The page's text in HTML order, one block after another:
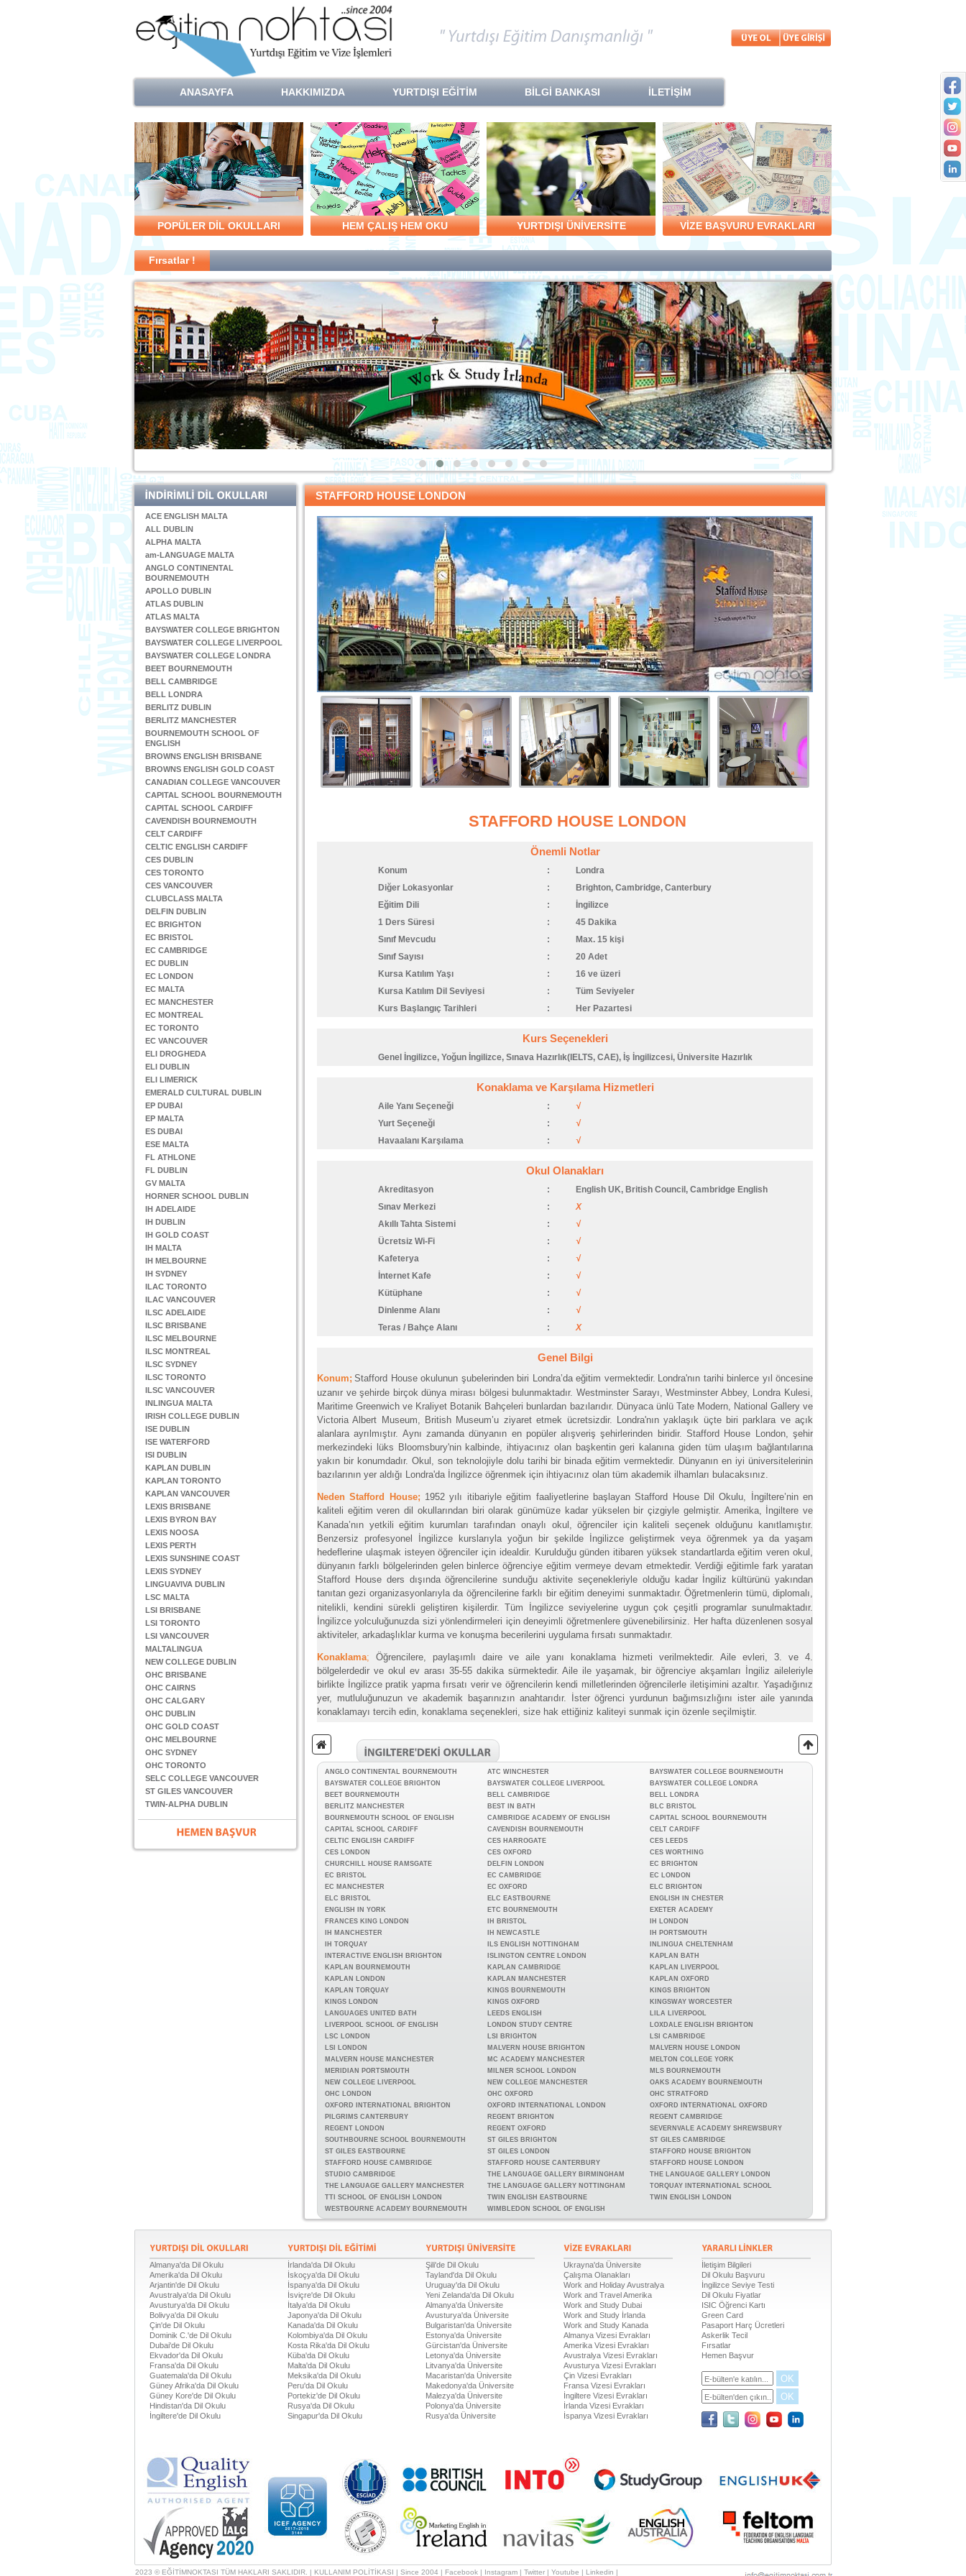
ANASAYFA HAKKIMIZDA YURTDIŞI EĞİTİM BİLGİ BANKASI İLETİŞİM
POPÜLER DİL OKULLARI HEM ÇALIŞ HEM OKU YURTDIŞI ÜNİVERSİTE VİZE BAŞVURU EVRAKLARI
Fırsatlar !
ACE ENGLISH MALTA
ALL DUBLIN
ALPHA MALTA
am-LANGUAGE MALTA
ANGLO CONTINENTAL
BOURNEMOUTH
APOLLO DUBLIN
ATLAS DUBLIN
ATLAS MALTA
BAYSWATER COLLEGE BRIGHTON
BAYSWATER COLLEGE LIVERPOOL
BAYSWATER COLLEGE LONDRA
BEET BOURNEMOUTH
BELL CAMBRIDGE
BELL LONDRA
BERLITZ DUBLIN
BERLITZ MANCHESTER
BOURNEMOUTH SCHOOL OF
ENGLISH
BROWNS ENGLISH BRISBANE
BROWNS ENGLISH GOLD COAST
CANADIAN COLLEGE VANCOUVER
CAPITAL SCHOOL BOURNEMOUTH
CAPITAL SCHOOL CARDIFF
CAVENDISH BOURNEMOUTH
CELT CARDIFF
CELTIC ENGLISH CARDIFF
CES DUBLIN
CES TORONTO
CES VANCOUVER
CLUBCLASS MALTA
DELFIN DUBLIN
EC BRIGHTON
EC BRISTOL
EC CAMBRIDGE
EC DUBLIN
EC LONDON
EC MALTA
EC MANCHESTER
EC MONTREAL
EC TORONTO
EC VANCOUVER
ELI DROGHEDA
ELI DUBLIN
ELI LIMERICK
EMERALD CULTURAL DUBLIN
EP DUBAI
EP MALTA
ES DUBAI
ESE MALTA
FL ATHLONE
FL DUBLIN
GV MALTA
HORNER SCHOOL DUBLIN
IH ADELAIDE
IH DUBLIN
IH GOLD COAST
IH MALTA
IH MELBOURNE
IH SYDNEY
ILAC TORONTO
ILAC VANCOUVER
ILSC ADELAIDE
ILSC BRISBANE
ILSC MELBOURNE
ILSC MONTREAL
ILSC SYDNEY
ILSC TORONTO
ILSC VANCOUVER
INLINGUA MALTA
IRISH COLLEGE DUBLIN
ISE DUBLIN
ISE WATERFORD
ISI DUBLIN
KAPLAN DUBLIN
KAPLAN TORONTO
KAPLAN VANCOUVER
LEXIS BRISBANE
LEXIS BYRON BAY
LEXIS NOOSA
LEXIS PERTH
LEXIS SUNSHINE COAST
LEXIS SYDNEY
LINGUAVIVA DUBLIN
LSC MALTA
LSI BRISBANE
LSI TORONTO
LSI VANCOUVER
MALTALINGUA
NEW COLLEGE DUBLIN
OHC BRISBANE
OHC CAIRNS
OHC CALGARY
OHC DUBLIN
OHC GOLD COAST
OHC MELBOURNE
OHC SYDNEY
OHC TORONTO
SELC COLLEGE VANCOUVER
ST GILES VANCOUVER
TWIN-ALPHA DUBLIN
STAFFORD HOUSE LONDON
STAFFORD HOUSE LONDON
Önemli Notlar
Konum :
Londra
Diğer Lokasyonlar
:
Brighton, Cambridge, Canterbury
Eğitim Dili
:
İngilizce
1 Ders Süresi
:
45 Dakika
Sınıf Mevcudu
:
Max. 15 kişi
Sınıf Sayısı
:
20 Adet
Kursa Katılım Yaşı
:
16 ve üzeri
Kursa Katılım Dil Seviyesi
:
Tüm Seviyeler
Kurs Başlangıç Tarihleri
: Her Pazartesi
Kurs Seçenekleri
Genel İngilizce, Yoğun İngilizce, Sınava Hazırlık(IELTS, CAE), İş İngilizcesi, Üniversite Hazırlık
Konaklama ve Karşılama Hizmetleri
Aile Yanı Seçeneği :
√
Yurt Seçeneği
:
√
Havaalanı Karşılama
: √
Okul Olanakları
Akreditasyon :
English UK, British Council, Cambridge English
Sınav Merkezi
:
X
Akıllı Tahta Sistemi
:
√
Ücretsiz Wi-Fi
:
√
Kafeterya
:
√
İnternet Kafe
:
√
Kütüphane
:
√
Dinlenme Alanı
:
√
Teras / Bahçe Alanı
: X
Genel Bilgi
Konum; Stafford House okulunun şubelerinden biri Londra’da eğitim vermektedir. Londra'nın tarihi binlerce yıl öncesine
uzanır ve şehirde birçok dünya mirası bölgesi bulunmaktadır. Westminster Sarayı, Westminster Abbey, Londra Kulesi,
Maritime Greenwich ve Kraliyet Botanik Bahçeleri bunlardan bazılarıdır. Dünyaca ünlü Tate Modern, National Gallery ve
Victoria Albert Museum, British Museum’u ziyaret etmek ücretsizdir. Londra'nın yaklaşık üçte biri parklara ve açık
alanlara ayrılmıştır. Aynı zamanda dünyanın en popüler alışveriş şehirlerinden biridir. Stafford House London, şehir
merkezindeki lüks Bloomsbury'nin kalbinde, ihtiyacınız olan başkentin geri kalanına giden tüm ulaşım bağlantılarına
yakın bir konumdadır. Okul, son teknolojiyle dolu tarihi bir binada eğitim vermektedir. Dünyanın en iyi üniversitelerinin
bazılarının yer aldığı Londra'da İngilizce öğrenmek için ihtiyacınız olan tüm akademik ilhamları bulacaksınız.
Neden Stafford House; 1952 yılı itibariyle eğitim faaliyetlerine başlayan Stafford House Dil Okulu, İngiltere’nin en
kaliteli eğitim veren dil okullarından biri olarak günümüze kadar yükselen bir çizgiyle gelmiştir. Amerika, İngiltere ve
Kanada’nın yetkili eğitim kurumları tarafından onaylı okul, öğrenciler için kaliteli seçenek olduğunu kanıtlamıştır.
Benzersiz profesyonel İngilizce kurslarıyla yoğun bir şekilde İngilizce geliştirmek veya öğrenmek ya da yaşam
hedeflerine ulaşmak isteyen öğrenciler için idealdir. Kurulduğu günden itibaren yüksek standartlarda eğitim veren okul,
dünyanın farklı bölgelerinden gelen binlerce öğrenciye eğitim vermeye devam etmektedir. Verdiği eğitimle fark yaratan
Stafford House ders dışında öğrencilerine sunduğu aktivite seçenekleriyle olduğu kadar İngiliz kültürünü yakından
tanıtan gezi organizasyonlarıyla da öğrencilerine farklı bir eğitim deneyimi sunmaktadır. Öğretmenlerin tümü, diplomalı,
nitelikli, kendini sürekli geliştiren kişilerdir. Tüm İngilizce seviyelerine uygun çok çeşitli programlar sunulmaktadır.
İngilizce yolculuğunuzda sizi yönlendirmeleri için deneyimli öğretmenlere güvenebilirsiniz. Her hafta düzenlenen sosyal
aktiviteler, arkadaşlıklar kurma ve konuşma becerilerini uygulama fırsatı sunmaktadır.
Konaklama; Öğrencilere, paylaşımlı daire ve aile yanı konaklama hizmeti verilmektedir. Aile evleri, 3. ve 4.
bölgelerdedir ve okul ev arası 35-55 dakika sürmektedir. Aile ile yaşamak, bir öğrenciye akşamları İngiliz aileleriyle
birlikte İngilizce pratik yapma fırsatı verir ve öğrencilerin kendi milletlerinden öğrencilerle iletişimini azaltır. Yaşadığınız
yer, mutluluğunuzun ve akademik başarınızın anahtarıdır. İster öğrenci yurdunun bağımsızlığını ister aile yanında
konaklamayı tercih edin, konaklama seçenekleri, size hak ettiğiniz kaliteyi sunmak için özenle seçilmiştir.
ANGLO CONTINENTAL BOURNEMOUTH ATC WINCHESTER
BAYSWATER COLLEGE BOURNEMOUTH
BAYSWATER COLLEGE BRIGHTON
BAYSWATER COLLEGE LIVERPOOL
BAYSWATER COLLEGE LONDRA
BEET BOURNEMOUTH
BELL CAMBRIDGE
BELL LONDRA
BERLITZ MANCHESTER
BEST IN BATH
BLC BRISTOL
BOURNEMOUTH SCHOOL OF ENGLISH
CAMBRIDGE ACADEMY OF ENGLISH
CAPITAL SCHOOL BOURNEMOUTH
CAPITAL SCHOOL CARDIFF
CAVENDISH BOURNEMOUTH
CELT CARDIFF
CELTIC ENGLISH CARDIFF
CES HARROGATE
CES LEEDS
CES LONDON
CES OXFORD
CES WORTHING
CHURCHILL HOUSE RAMSGATE
DELFIN LONDON
EC BRIGHTON
EC BRISTOL
EC CAMBRIDGE
EC LONDON
EC MANCHESTER
EC OXFORD
ELC BRIGHTON
ELC BRISTOL
ELC EASTBOURNE
ENGLISH IN CHESTER
ENGLISH IN YORK
ETC BOURNEMOUTH
EXETER ACADEMY
FRANCES KING LONDON
IH BRISTOL
IH LONDON
IH MANCHESTER
IH NEWCASTLE
IH PORTSMOUTH
IH TORQUAY
ILS ENGLISH NOTTINGHAM
INLINGUA CHELTENHAM
INTERACTIVE ENGLISH BRIGHTON
ISLINGTON CENTRE LONDON
KAPLAN BATH
KAPLAN BOURNEMOUTH
KAPLAN CAMBRIDGE
KAPLAN LIVERPOOL
KAPLAN LONDON
KAPLAN MANCHESTER
KAPLAN OXFORD
KAPLAN TORQUAY
KINGS BOURNEMOUTH
KINGS BRIGHTON
KINGS LONDON
KINGS OXFORD
KINGSWAY WORCESTER
LANGUAGES UNITED BATH
LEEDS ENGLISH
LILA LIVERPOOL
LIVERPOOL SCHOOL OF ENGLISH
LONDON STUDY CENTRE
LOXDALE ENGLISH BRIGHTON
LSC LONDON
LSI BRIGHTON
LSI CAMBRIDGE
LSI LONDON
MALVERN HOUSE BRIGHTON
MALVERN HOUSE LONDON
MALVERN HOUSE MANCHESTER
MC ACADEMY MANCHESTER
MELTON COLLEGE YORK
MERIDIAN PORTSMOUTH
MILNER SCHOOL LONDON
MLS BOURNEMOUTH
NEW COLLEGE LIVERPOOL
NEW COLLEGE MANCHESTER
OAKS ACADEMY BOURNEMOUTH
OHC LONDON
OHC OXFORD
OHC STRATFORD
OXFORD INTERNATIONAL BRIGHTON
OXFORD INTERNATIONAL LONDON
OXFORD INTERNATIONAL OXFORD
PILGRIMS CANTERBURY
REGENT BRIGHTON
REGENT CAMBRIDGE
REGENT LONDON
REGENT OXFORD
SEVERNVALE ACADEMY SHREWSBURY
SOUTHBOURNE SCHOOL BOURNEMOUTH
ST GILES BRIGHTON
ST GILES CAMBRIDGE
ST GILES EASTBOURNE
ST GILES LONDON
STAFFORD HOUSE BRIGHTON
STAFFORD HOUSE CAMBRIDGE
STAFFORD HOUSE CANTERBURY
STAFFORD HOUSE LONDON
STUDIO CAMBRIDGE
THE LANGUAGE GALLERY BIRMINGHAM
THE LANGUAGE GALLERY LONDON
THE LANGUAGE GALLERY MANCHESTER
THE LANGUAGE GALLERY NOTTINGHAM
TORQUAY INTERNATIONAL SCHOOL
TTI SCHOOL OF ENGLISH LONDON
TWIN ENGLISH EASTBOURNE
TWIN ENGLISH LONDON
WESTBOURNE ACADEMY BOURNEMOUTH
WIMBLEDON SCHOOL OF ENGLISH
Almanya'da Dil Okulu
Amerika'da Dil Okulu
Arjantin'de Dil Okulu
Avustralya'da Dil Okulu
Avusturya'da Dil Okulu
Bolivya'da Dil Okulu
Çin'de Dil Okulu
Dominik C.'de Dil Okulu
Dubai'de Dil Okulu
Ekvador'da Dil Okulu
Fransa'da Dil Okulu
Guatemala'da Dil Okulu
Güney Afrika'da Dil Okulu
Güney Kore'de Dil Okulu
Hindistan'da Dil Okulu
İngiltere'de Dil Okulu
İrlanda'da Dil Okulu
İskoçya'da Dil Okulu
İspanya'da Dil Okulu
İsviçre'de Dil Okulu
İtalya'da Dil Okulu
Japonya'da Dil Okulu
Kanada'da Dil Okulu
Kolombiya'da Dil Okulu
Kosta Rika'da Dil Okulu
Küba'da Dil Okulu
Malta'da Dil Okulu
Meksika'da Dil Okulu
Peru'da Dil Okulu
Portekiz'de Dil Okulu
Rusya'da Dil Okulu
Singapur'da Dil Okulu
Şili'de Dil Okulu
Tayland'da Dil Okulu
Uruguay'da Dil Okulu
Yeni Zelanda'da Dil Okulu
Almanya'da Üniversite
Avusturya'da Üniversite
Bulgaristan'da Üniversite
Estonya'da Üniversite
Gürcistan'da Üniversite
Letonya'da Üniversite
Litvanya'da Üniversite
Macaristan'da Üniversite
Makedonya'da Üniversite
Malezya'da Üniversite
Polonya'da Üniversite
Rusya'da Üniversite
Ukrayna'da Üniversite
Çalışma Olanakları
Work and Holiday Avustralya
Work and Travel Amerika
Work and Study Dubai
Work and Study İrlanda
Work and Study Kanada
Almanya Vizesi Evrakları
Amerika Vizesi Evrakları
Avustralya Vizesi Evrakları
Avusturya Vizesi Evrakları
Çin Vizesi Evrakları
Fransa Vizesi Evrakları
İngiltere Vizesi Evrakları
İrlanda Vizesi Evrakları
İspanya Vizesi Evrakları
İletişim Bilgileri
Dil Okulu Başvuru
İngilizce Seviye Testi
Dil Okulu Fiyatlar
ISIC Öğrenci Kartı
Green Card
Pasaport Harç Ücretleri
Askerlik Tecil
Fırsatlar
Hemen Başvur
OK
OK
2023 © EĞİTİMNOKTASI TÜM HAKLARI SAKLIDIR. | KULLANIM POLİTİKASI | Since 2004 | Facebook | Instagram | Twitter | Youtube | Linkedin |